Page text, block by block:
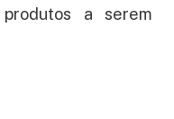
a serem